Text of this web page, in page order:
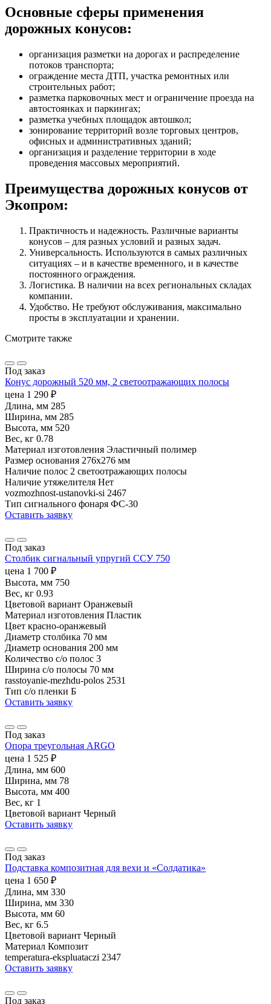
Основные сферы применения
дорожных конусов:
организация разметки на дорогах и распределение
потоков транспорта;
ограждение места ДТП, участка ремонтных или
строительных работ;
разметка парковочных мест и ограничение проезда на
автостоянках и паркингах;
разметка учебных площадок автошкол;
зонирование территорий возле торговых центров,
офисных и административных зданий;
организация и разделение территории в ходе
проведения массовых мероприятий.
Преимущества дорожных конусов от
Экопром:
Практичность и надежность. Различные варианты
конусов – для разных условий и разных задач.
Универсальность. Используются в самых различных
ситуациях – и в качестве временного, и в качестве
постоянного ограждения.
Логистика. В наличии на всех региональных складах
компании.
Удобство. Не требуют обслуживания, максимально
просты в эксплуатации и хранении.
Смотрите также
Под заказ
Конус дорожный 520 мм, 2 светоотражающих полосы
цена 1 290 ₽
Длина, мм 285
Ширина, мм 285
Высота, мм 520
Вес, кг 0.78
Материал изготовления Эластичный полимер
Размер основания 276х276 мм
Наличие полос 2 светоотражающих полосы
Наличие утяжелителя Нет
vozmozhnost-ustanovki-si 2467
Тип сигнального фонаря ФС-30
Оставить заявку
Под заказ
Столбик сигнальный упругий ССУ 750
цена 1 700 ₽
Высота, мм 750
Вес, кг 0.93
Цветовой вариант Оранжевый
Материал изготовления Пластик
Цвет красно-оранжевый
Диаметр столбика 70 мм
Диаметр основания 200 мм
Количество с/о полос 3
Ширина с/о полосы 70 мм
rasstoyanie-mezhdu-polos 2531
Тип с/о пленки Б
Оставить заявку
Под заказ
Опора треугольная ARGO
цена 1 525 ₽
Длина, мм 600
Ширина, мм 78
Высота, мм 400
Вес, кг 1
Цветовой вариант Черный
Оставить заявку
Под заказ
Подставка композитная для вехи и «Солдатика»
цена 1 650 ₽
Длина, мм 330
Ширина, мм 330
Высота, мм 60
Вес, кг 6.5
Цветовой вариант Черный
Материал Композит
temperatura-ekspluataczi 2347
Оставить заявку
Под заказ